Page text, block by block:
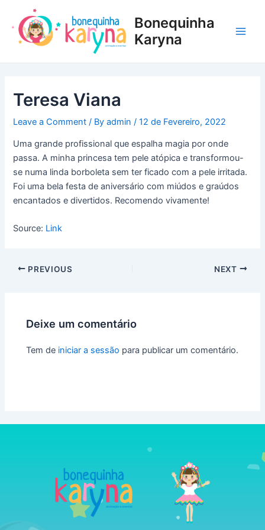
content
Bonequinha
Karyna
Teresa Viana
Leave a Comment / Byadmin /12 de Fevereiro, 2022
Uma grande profissional que espalha magia por onde
passa. A minha princesa tem pele atópica e transformou-
se numa linda borboleta sem ter ficado com a pele irritada.
Foi uma bela festa de aniversário com miúdos e graúdos
encantados e divertidos. Recomendo vivamente!
Source: Link
navigation
PREVIOUS NEXT
Deixe um comentário
Tem de iniciar a sessão para publicar um comentário.